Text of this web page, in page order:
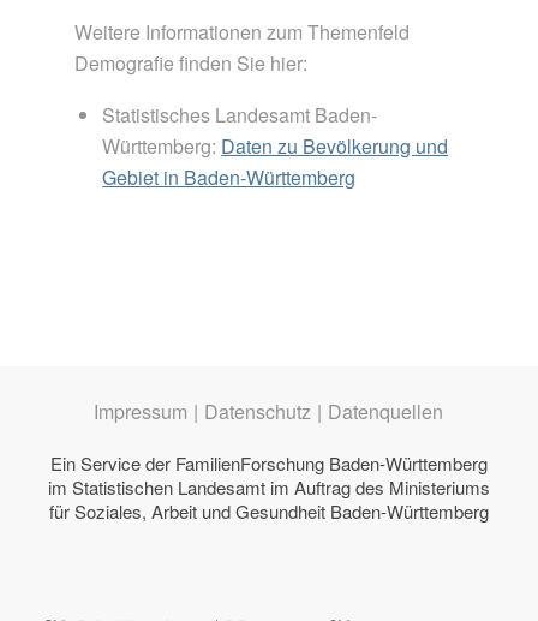
Weitere Informationen zum Themenfeld
Demografie finden Sie hier:
Statistisches Landesamt Baden-
Württemberg: Daten zu Bevölkerung und
Gebiet in Baden-Württemberg
Impressum | Datenschutz | Datenquellen
Ein Service der FamilienForschung Baden-Württemberg
im Statistischen Landesamt im Auftrag des Ministeriums
für Soziales, Arbeit und Gesundheit Baden-Württemberg